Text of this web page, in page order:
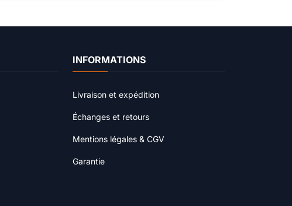
INFORMATIONS
Livraison et expédition
Échanges et retours
Mentions légales & CGV
Garantie